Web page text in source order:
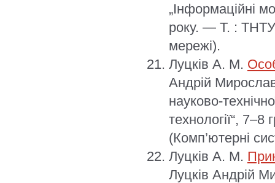
„Інформаційні
року. — Т. :
мережі).
Луцків А. М.
Андрій
науково-
технології“,
(Комп’ютерні
Луцків А. М.
Луцків Андрій